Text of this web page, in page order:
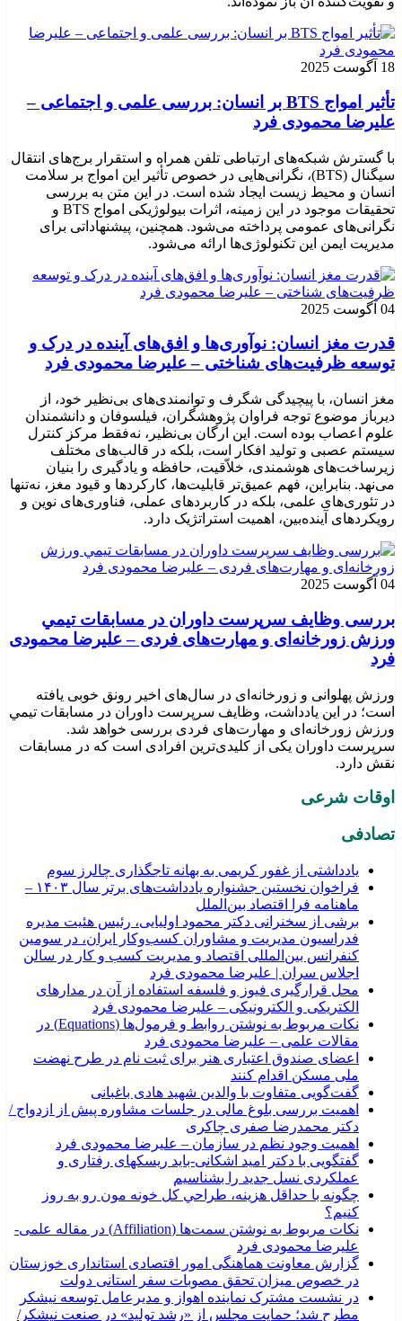
18 آگوست 2025
تأثیر امواج BTS بر انسان: بررسی علمی و اجتماعی –
علیرضا محمودی فرد
با گسترش شبکه‌های ارتباطی تلفن همراه و استقرار برج‌های انتقال
سیگنال (BTS)، نگرانی‌هایی در خصوص تأثیر این امواج بر سلامت
انسان و محیط زیست ایجاد شده است. در این متن به بررسی
تحقیقات موجود در این زمینه، اثرات بیولوژیکی امواج BTS و
نگرانی‌های عمومی پرداخته می‌شود. همچنین، پیشنهاداتی برای
مدیریت ایمن این تکنولوژی‌ها ارائه می‌شود.
04 آگوست 2025
قدرت مغز انسان: نوآوری‌ها و افق‌های آینده در درک و
توسعه ظرفیت‌های شناختی – علیرضا محمودی فرد
مغز انسان، با پیچیدگی شگرف و توانمندی‌های بی‌نظیر خود، از
دیرباز موضوع توجه فراوان پژوهشگران، فیلسوفان و دانشمندان
علوم اعصاب بوده است. این ارگان بی‌نظیر، نه‌فقط مرکز کنترل
سیستم عصبی و تولید افکار است، بلکه در قالب‌های مختلف
زیرساخت‌های هوشمندی، خلاّقیت، حافظه و یادگیری را بنیان
می‌نهد. بنابراین، فهم عمیق‌تر قابلیت‌ها، کارکردها و قیود مغز، نه‌تنها
در تئوری‌های علمی، بلکه در کاربردهای عملی، فناوری‌های نوین و
رویکردهای آینده‌بین، اهمیت استراتژیک دارد.
04 آگوست 2025
بررسی وظايف سرپرست داوران در مسابقات تیمي
ورزش زورخانه‌ای و مهارت‌های فردی – علیرضا محمودی
فرد
ورزش پهلوانی و زورخانه‌ای در سال‌های اخیر رونق خوبی یافته
است؛ در این یادداشت، وظایف سرپرست داوران در مسابقات تیمي
ورزش زورخانه‌ای و مهارت‌های فردی بررسی خواهد شد.
سرپرست داوران یکی از کلیدی‌ترین افرادی است که در مسابقات
نقش دارد.
اوقات شرعی
تصادفی
یادداشتی از غفور کریمی به بهانه تاجگذاری چالرز سوم
فراخوان نخستین جشنواره یادداشت‌های برتر سال ۱۴۰۳ –
ماهنامه فرا اقتصاد بین‌الملل
برشی از سخنرانی دکتر محمود اولیایی، رئیس هئیت مدیره
فدراسیون مدیریت و مشاوران کسب‌وکار ایران، در سومین
کنفرانس بین‌المللی اقتصاد و مدیریت کسب و کار در سالن
اجلاس سران | علیرضا محمودی فرد
محل قرارگیری فیوز و فلسفه استفاده از آن در مدارهای
الکتریکی و الکترونیکی – علیرضا محمودی فرد
نکات مربوط به نوشتن روابط و فرمول‌ها (Equations) در
مقالات علمی – علیرضا محمودی فرد
اعضای صندوق اعتباری هنر برای ثبت نام در طرح نهضت
ملی مسکن اقدام کنند
گفت‌گویی متفاوت با والدین شهید هادی باغبانی
اهمیت بررسی بلوغ مالی در جلسات مشاوره پیش از ازدواج /
دکتر محمدرضا صفری چاکری
اهمیت وجود نظم در سازمان – علیرضا محمودی فرد
گفتگویی با دکتر امید اشکانی-باید ریسکهای رفتاری و
عملکردی نسل جدید را بشناسیم
چگونه با حداقل هزينه، طراحي كل خونه مون رو به روز
كنيم؟
نکات مربوط به نوشتن سمت‌ها (Affiliation) در مقاله علمی-
علیرضا محمودی فرد
گزارش معاونت هماهنگی امور اقتصادی استانداری خوزستان
در خصوص میزان تحقق مصوبات سفر استانی دولت
در نشست مشترک نماینده اهواز و مدیرعامل توسعه نیشکر
مطرح شد؛ حمایت مجلس از «رشد تولید» در صنعت نیشکر/